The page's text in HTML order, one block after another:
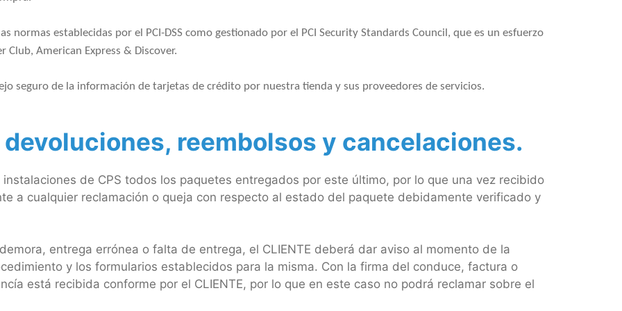
normas establecidas por el PCI-DSS como gestionado por el PCI Security Standards Council, que es un esfuerzo
American Express & Discover.
seguro de la información de tarjetas de crédito por nuestra tienda y sus proveedores de servicios.
reembolsos y cancelaciones.
instalaciones de CPS todos los paquetes entregados por este último, por lo que una vez recibido
a cualquier reclamación o queja con respecto al estado del paquete debidamente verificado y
entrega errónea o falta de entrega, el CLIENTE deberá dar aviso al momento de la
y los formularios establecidos para la misma. Con la firma del conduce, factura o
está recibida conforme por el CLIENTE, por lo que en este caso no podrá reclamar sobre el